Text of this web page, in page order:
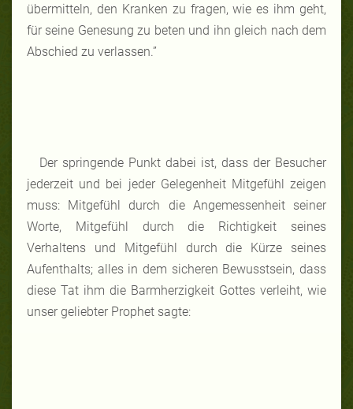
übermitteln, den Kranken zu fragen, wie es ihm geht,
für seine Genesung zu beten und ihn gleich nach dem
Abschied zu verlassen.”
Der springende Punkt dabei ist, dass der Besucher
jederzeit und bei jeder Gelegenheit Mitgefühl zeigen
muss: Mitgefühl durch die Angemessenheit seiner
Worte, Mitgefühl durch die Richtigkeit seines
Verhaltens und Mitgefühl durch die Kürze seines
Aufenthalts; alles in dem sicheren Bewusstsein, dass
diese Tat ihm die Barmherzigkeit Gottes verleiht, wie
unser geliebter Prophet sagte: